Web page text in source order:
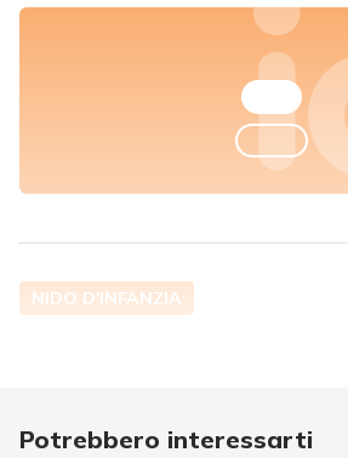
NIDO D'INFANZIA
Potrebbero interessarti